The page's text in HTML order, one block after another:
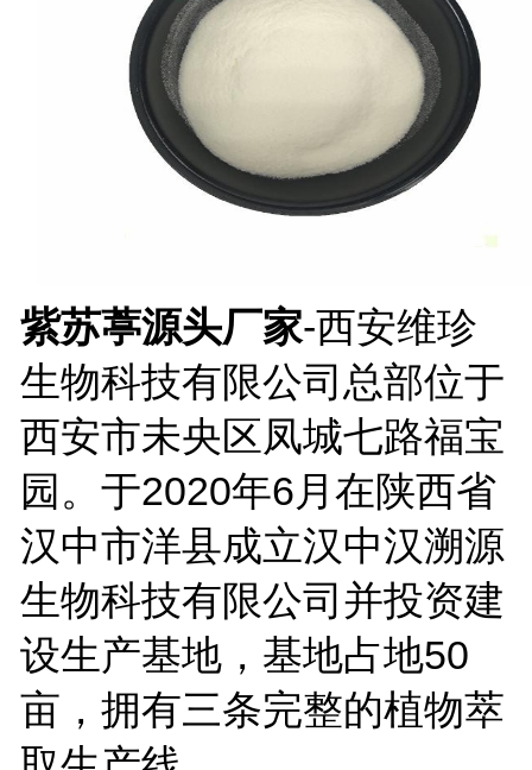
紫苏葶源头厂家-西安维珍
生物科技有限公司总部位于
西安市未央区凤城七路福宝
园。于2020年6月在陕西省
汉中市洋县成立汉中汉溯源
生物科技有限公司并投资建
设生产基地，基地占地50
亩，拥有三条完整的植物萃